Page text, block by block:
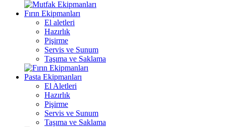
Fırın Ekipmanları
El aletleri
Hazırlık
Pişirme
Servis ve Sunum
Taşıma ve Saklama
Pasta Ekipmanları
El Aletleri
Hazırlık
Pişirme
Servis ve Sunum
Taşıma ve Saklama